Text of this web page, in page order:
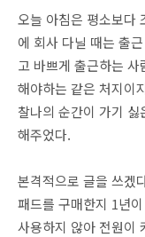
오늘 아침은 평소보다
에 회사 다닐 때는 출
고 바쁘게 출근하는
해야하는 같은 처지이
찰나의 순간이 가기
해주었다.
본격적으로 글을 쓰겠
패드를 구매한지 1년
사용하지 않아 전원이